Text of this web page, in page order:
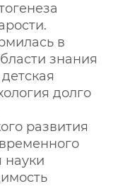
в
знания
долго
развития
науки